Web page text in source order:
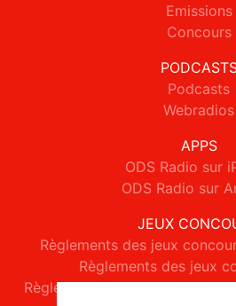
Emissions
Concours
Podcasts
Webradios
APPS
ODS Radio sur
ODS Radio sur
JEUX
Règlements des jeux
Règlements des jeux
Règlements des jeux